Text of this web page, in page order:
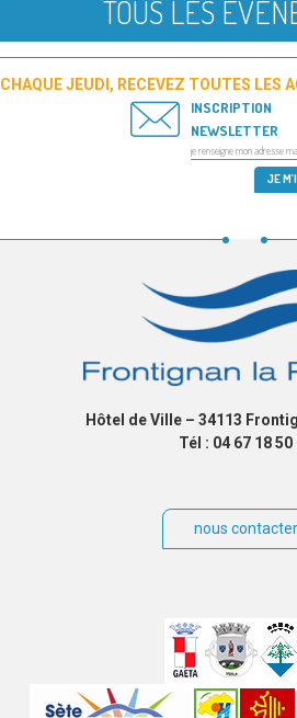
TOUS LES
CHAQUE JEUDI, RECEVEZ TOUTES LES
INSCRIPTION
NEWSLETTER
Hôtel de Ville – 34113
Tél : 04 67 18 50
nous contacter